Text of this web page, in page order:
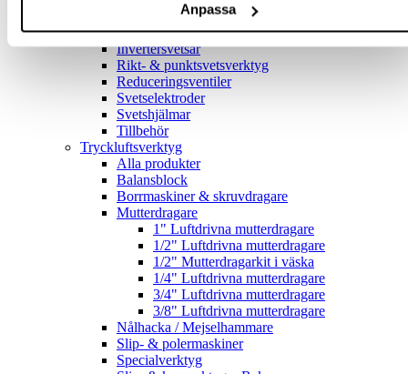
Anpassa
Gassvetsutrustning
Skärmunstycken & svetsinsatser
Invertersvetsar
Rikt- & punktsvetsverktyg
Reduceringsventiler
Svetselektroder
Svetshjälmar
Tillbehör
Tryckluftsverktyg
Alla produkter
Balansblock
Borrmaskiner & skruvdragare
Mutterdragare
1" Luftdrivna mutterdragare
1/2" Luftdrivna mutterdragare
1/2" Mutterdragarkit i väska
1/4" Luftdrivna mutterdragare
3/4" Luftdrivna mutterdragare
3/8" Luftdrivna mutterdragare
Nålhacka / Mejselhammare
Slip- & polermaskiner
Specialverktyg